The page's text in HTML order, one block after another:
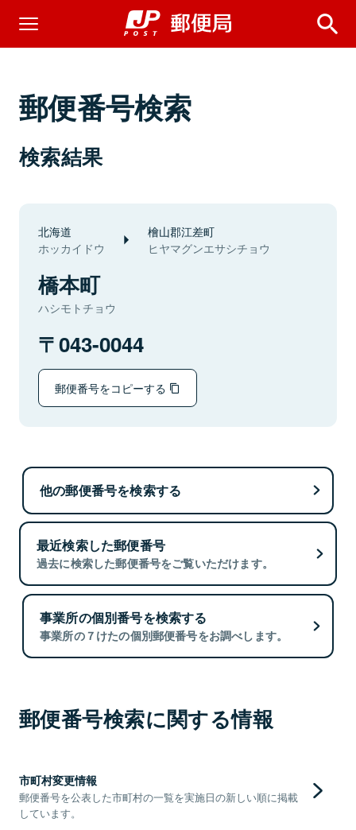
郵便番号検索
検索結果
北海道
ホッカイドウ
檜山郡江差町
ヒヤマグンエサシチョウ
橋本町
ハシモトチョウ
043-0044
郵便番号をコピーする
他の郵便番号を検索する
最近検索した郵便番号
過去に検索した郵便番号をご覧いただけます。
事業所の個別番号を検索する
事業所の７けたの個別郵便番号をお調べします。
郵便番号検索に関する情報
市町村変更情報
郵便番号を公表した市町村の一覧を実施日の新しい順に掲載
しています。